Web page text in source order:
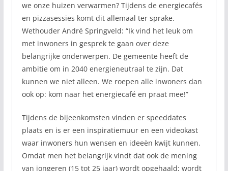
we onze huizen verwarmen? Tijdens de energiecafés
en pizzasessies komt dit allemaal ter sprake.
Wethouder André Springveld: “Ik vind het leuk om
met inwoners in gesprek te gaan over deze
belangrijke onderwerpen. De gemeente heeft de
ambitie om in 2040 energieneutraal te zijn. Dat
kunnen we niet alleen. We roepen alle inwoners dan
ook op: kom naar het energiecafé en praat mee!”
Tijdens de bijeenkomsten vinden er speeddates
plaats en is er een inspiratiemuur en een videokast
waar inwoners hun wensen en ideeën kwijt kunnen.
Omdat men het belangrijk vindt dat ook de mening
van jongeren (15 tot 25 jaar) wordt opgehaald; wordt